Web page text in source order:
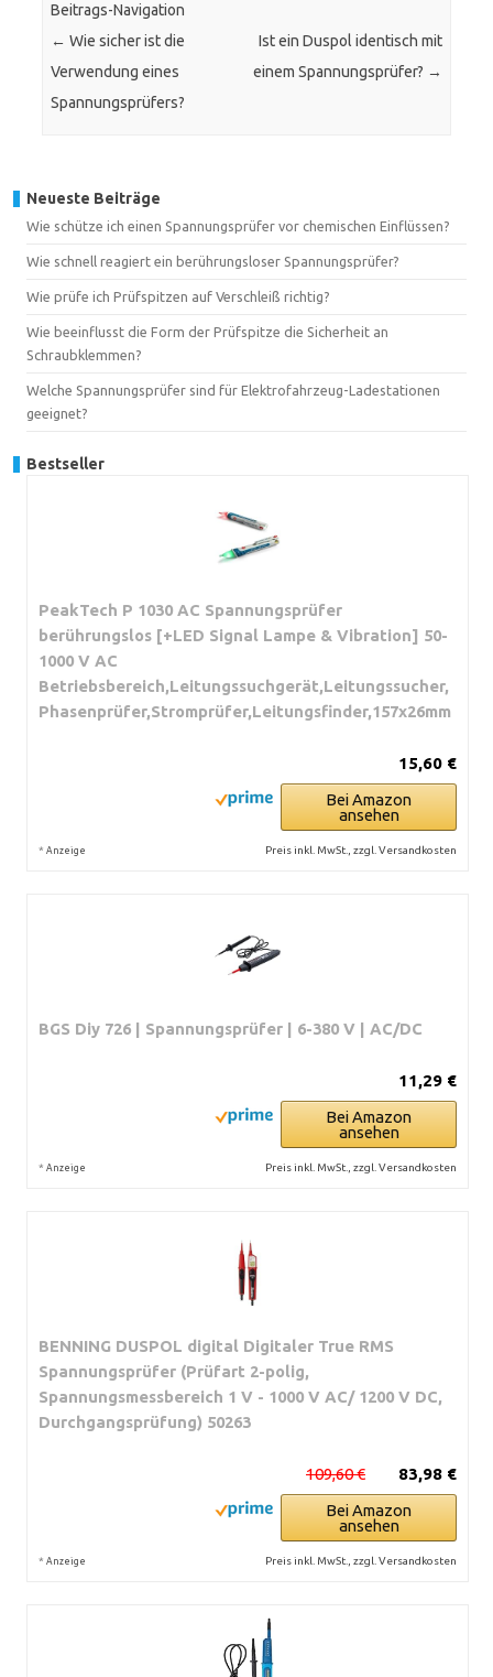
Beitrags-Navigation
← Wie sicher ist die
Verwendung eines
Spannungsprüfers?
Ist ein Duspol identisch mit
einem Spannungsprüfer? →
Neueste Beiträge
Wie schütze ich einen Spannungsprüfer vor chemischen Einflüssen?
Wie schnell reagiert ein berührungsloser Spannungsprüfer?
Wie prüfe ich Prüfspitzen auf Verschleiß richtig?
Wie beeinflusst die Form der Prüfspitze die Sicherheit an
Schraubklemmen?
Welche Spannungsprüfer sind für Elektrofahrzeug-Ladestationen
geeignet?
Bestseller
PeakTech P 1030 AC Spannungsprüfer
berührungslos [+LED Signal Lampe & Vibration] 50-
1000 V AC
Betriebsbereich,Leitungssuchgerät,Leitungssucher,
Phasenprüfer,Stromprüfer,Leitungsfinder,157x26mm
15,60 €
Bei Amazon
ansehen
* Anzeige Preis inkl. MwSt., zzgl. Versandkosten
BGS Diy 726 | Spannungsprüfer | 6-380 V | AC/DC
11,29 €
Bei Amazon
ansehen
* Anzeige Preis inkl. MwSt., zzgl. Versandkosten
BENNING DUSPOL digital Digitaler True RMS
Spannungsprüfer (Prüfart 2-polig,
Spannungsmessbereich 1 V - 1000 V AC/ 1200 V DC,
Durchgangsprüfung) 50263
83,98 €
109,60 €
Bei Amazon
ansehen
* Anzeige Preis inkl. MwSt., zzgl. Versandkosten